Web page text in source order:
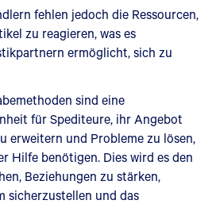
fehlen jedoch die Ressourcen,
zu reagieren, was es
ermöglicht, sich zu
sind eine
für Spediteure, ihr Angebot
erweitern und Probleme zu lösen,
Hilfe benötigen. Dies wird es den
Beziehungen zu stärken,
sicherzustellen und das